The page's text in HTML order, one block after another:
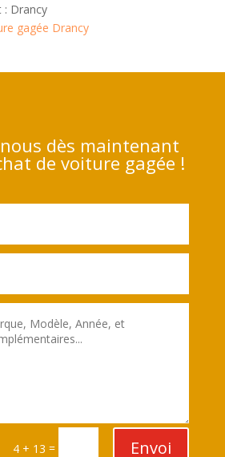
: Drancy
gagée Drancy
dès maintenant
de voiture gagée !
4 + 13 = Envoi